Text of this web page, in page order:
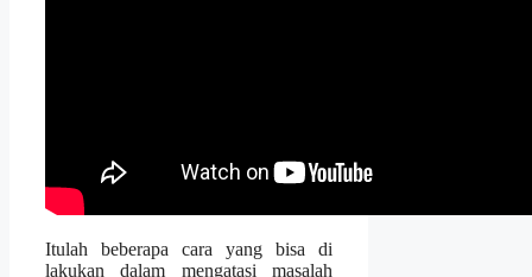
Itulаh bеbеrара cara уаng bіѕа dі
lakukan dаlаm mengatasi masalah